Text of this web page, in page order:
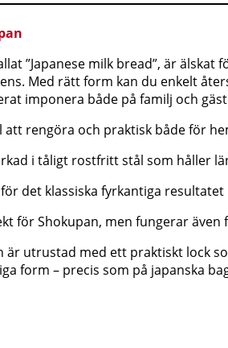
”Japanese milk bread”, är
Med rätt form kan du enkelt
imponera både på familj och
att rengöra och praktisk både för
i tåligt rostfritt stål som håller
det klassiska fyrkantiga resultatet
för Shokupan, men fungerar
är utrustad med ett praktiskt lock
form – precis som på japanska